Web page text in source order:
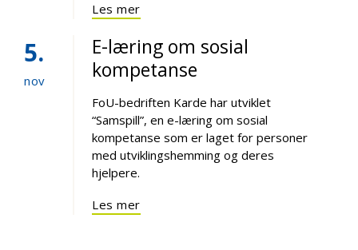
Les mer
5
nov
E-læring om sosial
kompetanse
FoU-bedriften Karde har utviklet
“Samspill”, en e-læring om sosial
kompetanse som er laget for personer
med utviklingshemming og deres
hjelpere.
Les mer